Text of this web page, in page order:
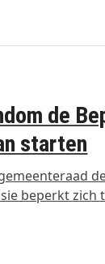
de
starten
beperkt